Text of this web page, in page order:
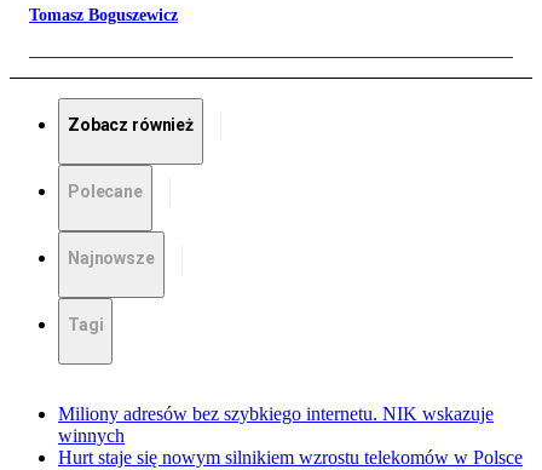
Tomasz Boguszewicz
Zobacz również
Polecane
Najnowsze
Tagi
Miliony adresów bez szybkiego internetu. NIK wskazuje
winnych
Hurt staje się nowym silnikiem wzrostu telekomów w Polsce